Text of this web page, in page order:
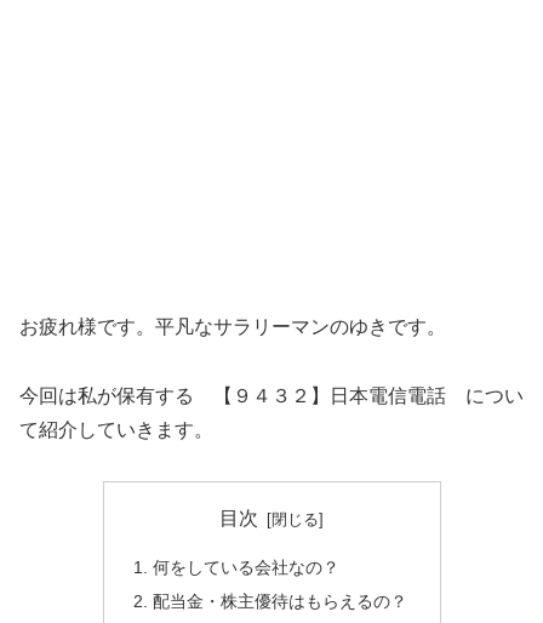
お疲れ様です。平凡なサラリーマンのゆきです。
今回は私が保有する 【９４３２】日本電信電話 につい
て紹介していきます。
目次
何をしている会社なの？
配当金・株主優待はもらえるの？